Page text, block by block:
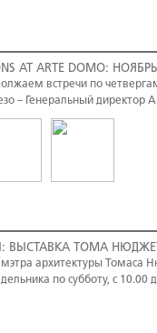
AT ARTE DOMO: НОЯБРЬ
встречи по
– Генеральный директор
ВЫСТАВКА ТОМА
мэтра архитектуры Томаса
по субботу, с 10.00